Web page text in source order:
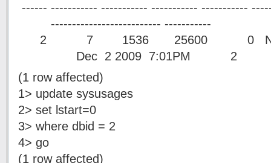
------ ----------- ----------- ----------- -----------
-------------------------- -----------
2 7 1536 25600 0
Dec 2 2009 7:01PM 2
(1 row affected)
1> update sysusages
2> set lstart=0
3> where dbid = 2
4> go
(1 row affected)